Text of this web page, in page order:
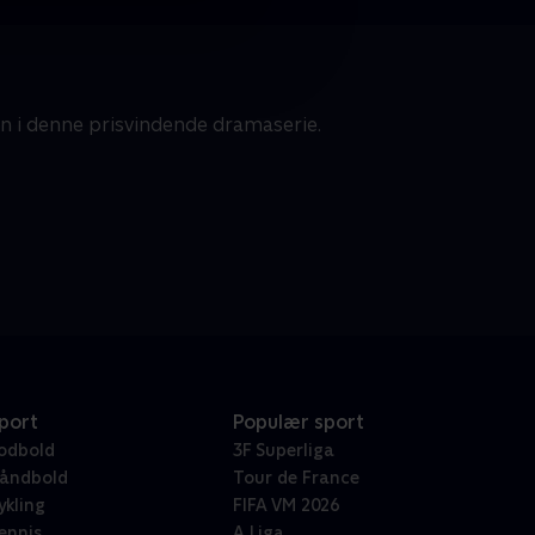
i denne prisvindende dramaserie.
Populær sport
3F Superliga
Tour de France
FIFA VM 2026